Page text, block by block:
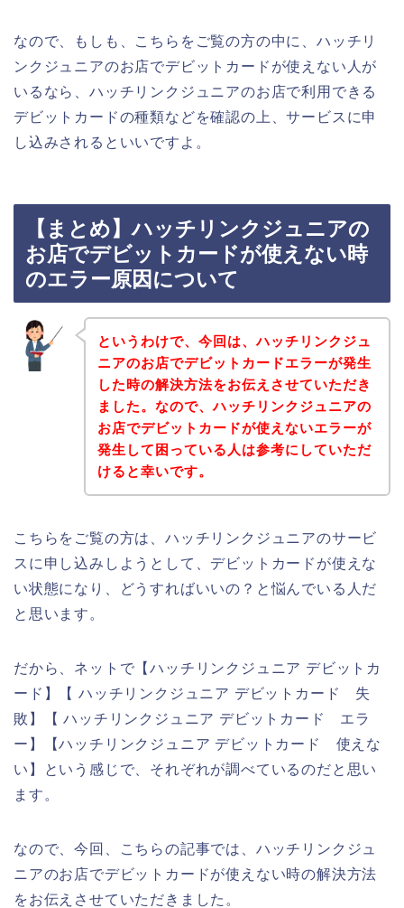
なので、もしも、こちらをご覧の方の中に、ハッチリ
ンクジュニアのお店でデビットカードが使えない人が
いるなら、ハッチリンクジュニアのお店で利用できる
デビットカードの種類などを確認の上、サービスに申
し込みされるといいですよ。
【まとめ】ハッチリンクジュニアの
お店でデビットカードが使えない時
のエラー原因について
というわけで、今回は、ハッチリンクジュ
ニアのお店でデビットカードエラーが発生
した時の解決方法をお伝えさせていただき
ました。なので、ハッチリンクジュニアの
お店でデビットカードが使えないエラーが
発生して困っている人は参考にしていただ
けると幸いです。
こちらをご覧の方は、ハッチリンクジュニアのサービ
スに申し込みしようとして、デビットカードが使えな
い状態になり、どうすればいいの？と悩んでいる人だ
と思います。
だから、ネットで【ハッチリンクジュニア デビットカ
ード】【 ハッチリンクジュニア デビットカード 失
敗】【 ハッチリンクジュニア デビットカード エラ
ー】【ハッチリンクジュニア デビットカード 使えな
い】という感じで、それぞれが調べているのだと思い
ます。
なので、今回、こちらの記事では、ハッチリンクジュ
ニアのお店でデビットカードが使えない時の解決方法
をお伝えさせていただきました。